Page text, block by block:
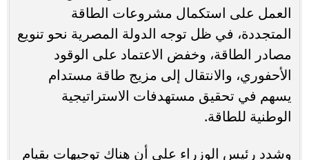
العمل على استكمال مشروعات الطاقة
المتجددة، في ظل توجه الدولة المصرية نحو تنويع
مصادر الطاقة، وخفض الاعتماد على الوقود
الأحفوري، والانتقال إلى مزيج طاقة مستدام
يسهم في تحقيق مستهدفات الاستراتيجية
الوطنية للطاقة.
وشدد رئيس الوزراء على أن هناك توجيهات بقيام